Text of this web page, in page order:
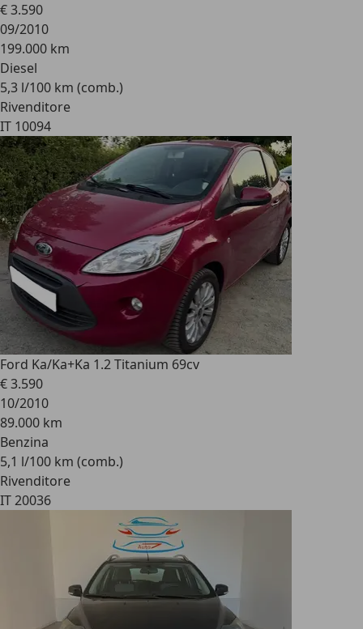
€ 3.590
09/2010
199.000 km
Diesel
5,3 l/100 km (comb.)
Rivenditore
IT 10094
Ford Ka/Ka+Ka 1.2 Titanium 69cv
€ 3.590
10/2010
89.000 km
Benzina
5,1 l/100 km (comb.)
Rivenditore
IT 20036